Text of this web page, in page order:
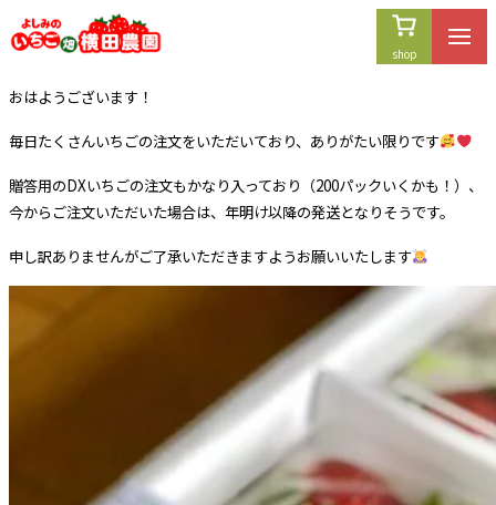
内
容
ス
キ
ッ
プ
おはようございます！
毎日たくさんいちごの注文をいただいており、ありがたい限りです
贈答用のDXいちごの注文もかなり入っており（200パックいくかも！）、
今からご注文いただいた場合は、年明け以降の発送となりそうです。
申し訳ありませんがご了承いただきますようお願いいたします